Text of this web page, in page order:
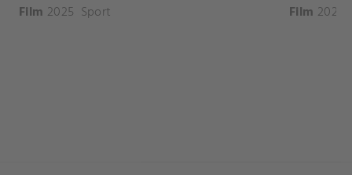
Film 2025 Sport Film 2026